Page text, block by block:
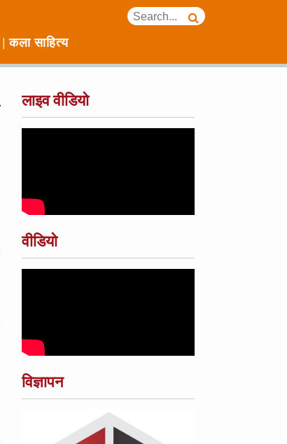
कला साहित्य
लाइव वीडियो
वीडियो
विज्ञापन